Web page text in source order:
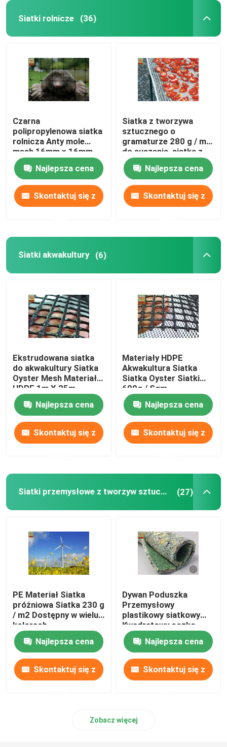
Siatki rolnicze (36)
Czarna
polipropylenowa siatka
rolnicza Anty mole
mesh 16mm x 16mm
Rozmiar otworu
Najlepsza cena
Skontaktuj się z
Siatka z tworzywa
sztucznego o
gramaturze 280 g / m2,
do suszenia, siatka z
polietylenu
Najlepsza cena
Skontaktuj się z
Siatki akwakultury (6)
Ekstrudowana siatka
do akwakultury Siatka
Oyster Mesh Materiały
HDPE 1m X 25m
Najlepsza cena
Skontaktuj się z
Materiały HDPE
Akwakultura Siatka
Siatka Oyster Siatki
600g / Sqm
Najlepsza cena
Skontaktuj się z
Siatki przemysłowe z tworzyw sztucznych (27)
PE Materiał Siatka
próżniowa Siatka 230 g
/ m2 Dostępny w wielu
kolorach
Najlepsza cena
Skontaktuj się z
Dywan Poduszka
Przemysłowy
plastikowy siatkowy
Kwadratowy oczko
Rozmiar otworu 6mm *
6mm Czarny kolor
Najlepsza cena
Skontaktuj się z
Zobacz więcej